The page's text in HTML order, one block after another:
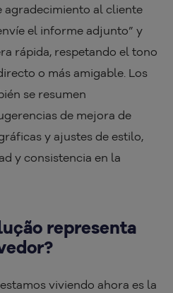
al cliente
el informe adjunto” y
rápida, respetando el tono
o más amigable. Los
se resumen
de mejora de
y ajustes de estilo,
y consistencia en la
representa
viviendo ahora es la